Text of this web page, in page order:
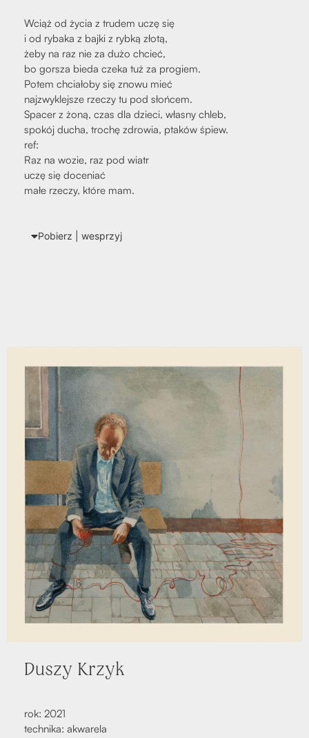
Wciąż od życia z tru­dem uczę się
i od ryba­ka z baj­ki z ryb­ką zło­tą,
żeby na raz nie za dużo chcieć,
bo gor­sza bie­da cze­ka tuż za pro­giem.
Potem chcia­ło­by się zno­wu mieć
naj­zwy­klej­sze rze­czy tu pod słoń­cem.
Spa­cer z żoną, czas dla dzie­ci, wła­sny chleb,
spo­kój ducha, tro­chę zdro­wia, pta­ków śpiew.
ref:
Raz na wozie, raz pod wiatr
uczę się doce­niać
małe rze­czy, któ­re mam.
Pobierz | wes­przyj
Duszy Krzyk
rok: 2021
tech­ni­ka: akwa­re­la